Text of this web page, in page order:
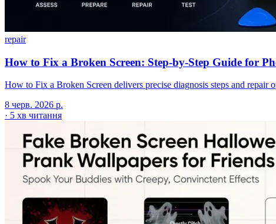
repair
How to Fix a Broken Screen: Step-by-Step Guide for
How to Fix a Broken Screen delivers precise diagnosis steps and
8 черв. 2026 р.
· 5 хв читання